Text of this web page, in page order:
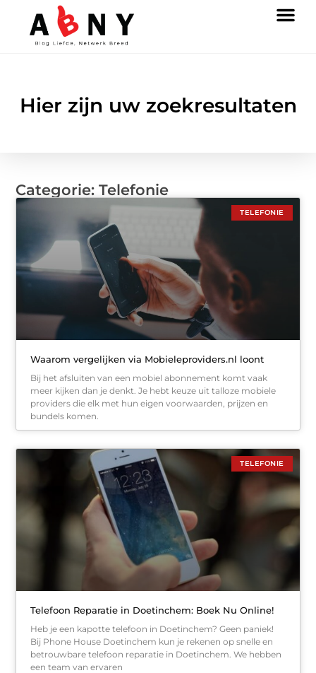
Hier zijn uw zoekresultaten
Categorie: Telefonie
TELEFONIE
Waarom vergelijken via Mobieleproviders.nl loont
Bij het afsluiten van een mobiel abonnement komt vaak
meer kijken dan je denkt. Je hebt keuze uit talloze mobiele
providers die elk met hun eigen voorwaarden, prijzen en
bundels komen.
TELEFONIE
Telefoon Reparatie in Doetinchem: Boek Nu Online!
Heb je een kapotte telefoon in Doetinchem? Geen paniek!
Bij Phone House Doetinchem kun je rekenen op snelle en
betrouwbare telefoon reparatie in Doetinchem. We hebben
een team van ervaren